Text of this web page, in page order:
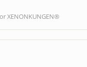
XENONKUNGEN®